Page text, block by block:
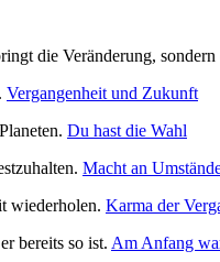
die Ver­än­de­rung, son­dern
Ver­gan­gen­heit und Zukunft
Du hast die Wahl
Macht an
wie­der­ho­len. Kar­ma der
bereits so ist. Am Anfang